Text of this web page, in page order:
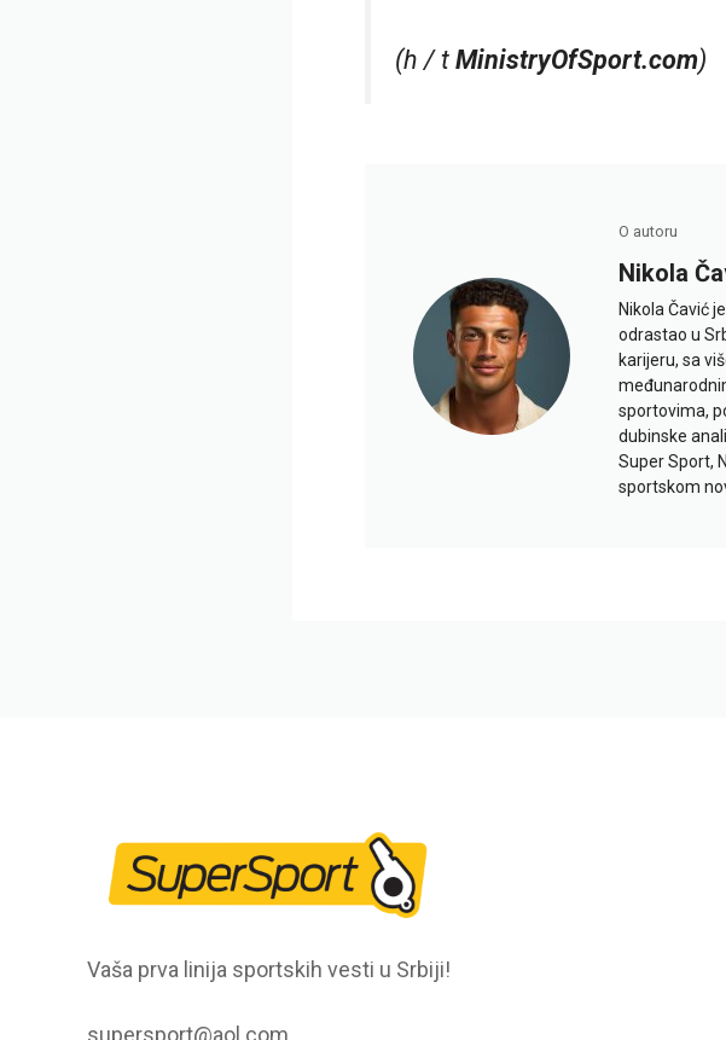
(h / t MinistryOfSport.com)
O autoru
Nikola
Nikola Čavić
odrastao u
karijeru, sa
sportovima,
dubinske
Super Sport,
sportskom
Vaša prva linija sportskih vesti u Srbiji!
supersport@aol.com